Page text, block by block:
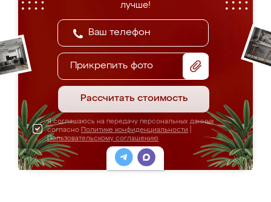
лучше!
Прикрепить фото
Рассчитать стоимость
Я соглашаюсь на передачу персональных данных
согласно Политике конфиденциальности
Пользовательскому соглашению